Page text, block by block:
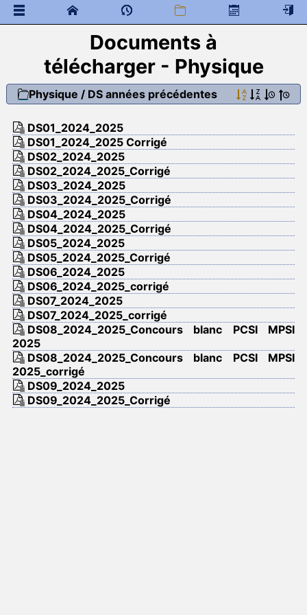
Documents à
télécharger - Physique
Documents généraux
Organisation
EdT et Plannings
Documents à télécharger
Chimie
Documents du cours de chimie
Documents à télécharger
Physique
Programme de colles
Documents à télécharger
Capacités Numériques
DM
Documents de rentrée
DS années précédentes
Exercices pour aller plus loin
Expériences de Noël
Interro de cours
TD et plans de cours
TIPE
Cahier de texte
Mathématiques
Physique / DS années précédentes
DS01_2024_2025
DS01_2024_2025 Corrigé
DS02_2024_2025
DS02_2024_2025_Corrigé
DS03_2024_2025
DS03_2024_2025_Corrigé
DS04_2024_2025
DS04_2024_2025_Corrigé
DS05_2024_2025
DS05_2024_2025_Corrigé
DS06_2024_2025
DS06_2024_2025_corrigé
DS07_2024_2025
DS07_2024_2025_corrigé
DS08_2024_2025_Concours blanc PCSI MPSI
2025
DS08_2024_2025_Concours blanc PCSI MPSI
2025_corrigé
DS09_2024_2025
DS09_2024_2025_Corrigé